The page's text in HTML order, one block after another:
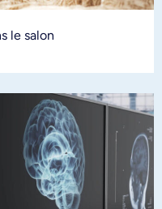
le salon